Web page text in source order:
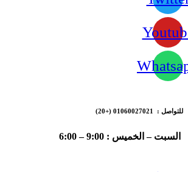
للتواصل : 01060027021 (+20)
السبت – الخميس : 9:00 – 6:00